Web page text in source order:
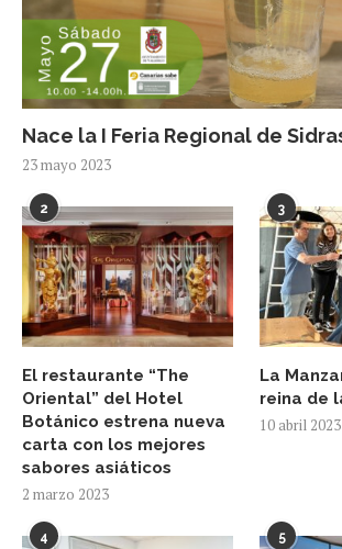
Nace la I Feria Regional de
23 mayo 2023
2
El restaurante “The
Oriental” del Hotel
Botánico estrena nueva
carta con los mejores
sabores asiáticos
2 marzo 2023
3
La
reina de
10 abril 2023
4 5